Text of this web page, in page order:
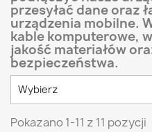
przesyłać dane oraz
urządzenia mobilne.
kable komputerowe,
jakość materiałów
bezpieczeństwa.
Wybierz
Pokazano 1-11 z 11 pozycji